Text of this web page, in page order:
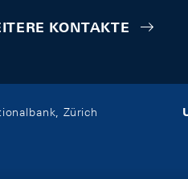
KONTAKTE
Zürich